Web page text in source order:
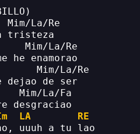
La/Re
tristeza
La/Re
he enamorao
La/Re
dejao de ser
La/Fa
desgraciao
LA
RE
uuuh a tu lao